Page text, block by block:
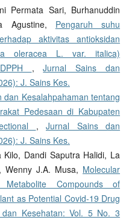
Permata Sari, Burhanuddin
Agustine, Pengaruh suhu
aktivitas antioksidan
oleracea L. var. italica)
,Jurnal Sains dan
J. Sains Kes.
dan Kesalahpahaman tentang
Pedesaan di Kabupaten
,Jurnal Sains dan
J. Sains Kes.
Dandi Saputra Halidi, La
J.A. Musa, Molecular
Compounds of
as Potential Covid-19 Drug
Kesehatan: Vol. 5 No. 3